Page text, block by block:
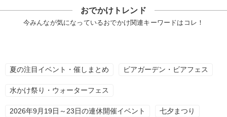
おでかけトレンド
今みんなが気になっているおでかけ関連キーワードはコレ！
夏の注目イベント・催しまとめ ビアガーデン・ビアフェス
水かけ祭り・ウォーターフェス
2026年9月19日～23日の連休開催イベント 七夕まつり